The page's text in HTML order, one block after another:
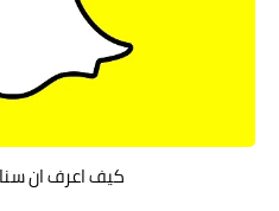
كيف اعرف ان